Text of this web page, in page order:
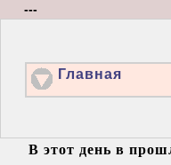
---
Главная
В этот день в